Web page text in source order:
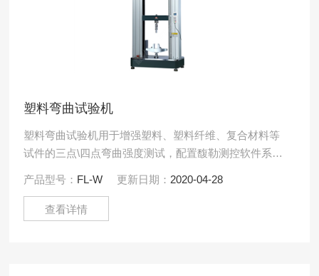
塑料弯曲试验机
塑料弯曲试验机用于增强塑料、塑料纤维、复合材料等
试件的三点\四点弯曲强度测试，配置馥勒测控软件系
形、弯曲模量等试验.....
产品型号： FL-W 更新日期： 2020-04-28
查看详情